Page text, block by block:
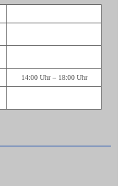
14:00 Uhr – 18:00 Uhr